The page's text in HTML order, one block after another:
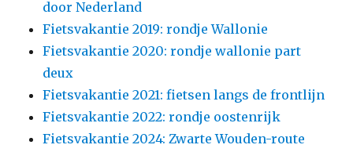
door Nederland
Fietsvakantie 2019: rondje Wallonie
Fietsvakantie 2020: rondje wallonie part
deux
Fietsvakantie 2021: fietsen langs de frontlijn
Fietsvakantie 2022: rondje oostenrijk
Fietsvakantie 2024: Zwarte Wouden-route